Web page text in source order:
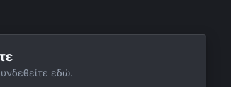
εδώ.